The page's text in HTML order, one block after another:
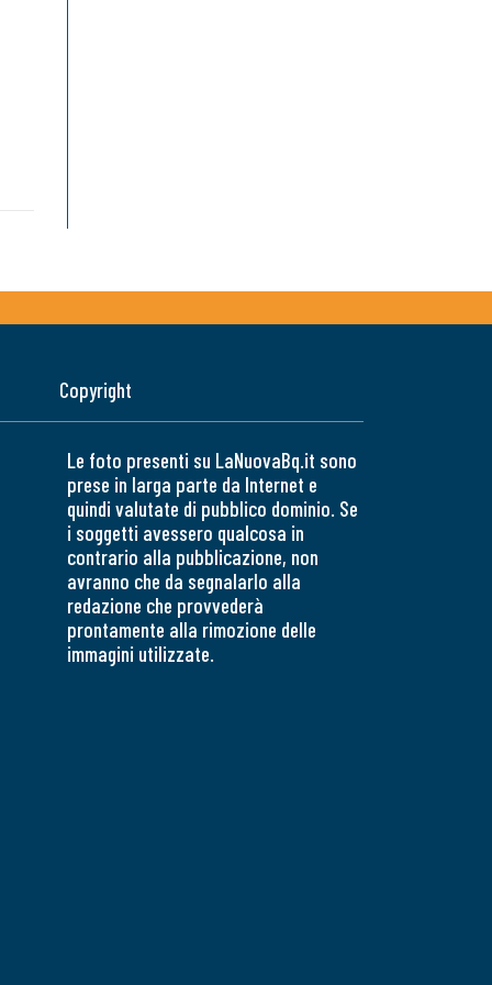
Copyright
Le foto presenti su LaNuovaBq.it sono
prese in larga parte da Internet e
quindi valutate di pubblico dominio. Se
i soggetti avessero qualcosa in
contrario alla pubblicazione, non
avranno che da segnalarlo alla
redazione che provvederà
prontamente alla rimozione delle
immagini utilizzate.